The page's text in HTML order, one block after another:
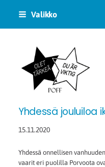
Siirry
sisältöön
Valikko
POFF logo
Yhdessä jouluiloa
15.11.2020
Yhdessä onnellisen
vaarit eri puolilla Porvoota